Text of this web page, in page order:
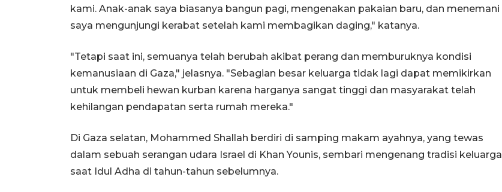
kami. Anak-anak saya biasanya bangun pagi, mengenakan pakaian baru, dan menemani
saya mengunjungi kerabat setelah kami membagikan daging," katanya.
"Tetapi saat ini, semuanya telah berubah akibat perang dan memburuknya kondisi
kemanusiaan di Gaza," jelasnya. "Sebagian besar keluarga tidak lagi dapat memikirkan
untuk membeli hewan kurban karena harganya sangat tinggi dan masyarakat telah
kehilangan pendapatan serta rumah mereka."
Di Gaza selatan, Mohammed Shallah berdiri di samping makam ayahnya, yang tewas
dalam sebuah serangan udara Israel di Khan Younis, sembari mengenang tradisi keluarga
saat Idul Adha di tahun-tahun sebelumnya.
BPBD Pangkalpinang
siagakan air bersih hadapi
kekeringan